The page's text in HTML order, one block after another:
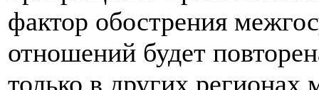
фактор обострения
отношений будет
только в других